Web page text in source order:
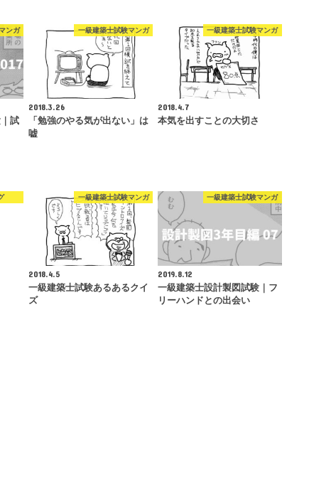
ンガ
試
一級建築士試験マンガ
2018.3.26
「勉強のやる気が出ない」は
嘘
一級建築士試験マンガ
2018.4.7
本気を出すことの大切さ
一級建築士試験マンガ
2018.4.5
一級建築士試験あるあるクイ
ズ
一級建築士試験マンガ
2019.8.12
一級建築士設計製図試験｜フ
リーハンドとの出会い